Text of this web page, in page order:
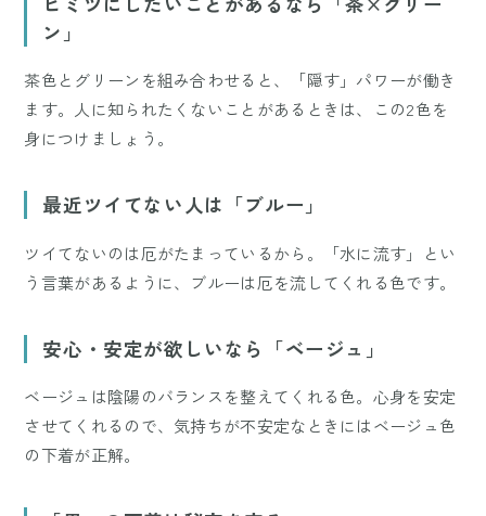
ン」
茶色とグリーンを組み合わせると、「隠す」パワーが働き
ます。人に知られたくないことがあるときは、この2色を
身につけましょう。
最近ツイてない人は「ブルー」
ツイてないのは厄がたまっているから。「水に流す」とい
う言葉があるように、ブルーは厄を流してくれる色です。
安心・安定が欲しいなら「ベージュ」
ベージュは陰陽のバランスを整えてくれる色。心身を安定
させてくれるので、気持ちが不安定なときにはベージュ色
の下着が正解。